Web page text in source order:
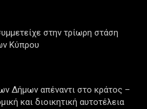
στην τρίωρη στάση
Κύπρου
Δήμων απέναντι στο κράτος –
και διοικητική αυτοτέλεια